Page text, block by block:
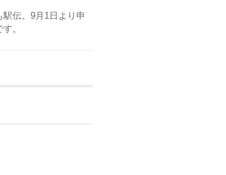
駅伝。9月1日より申
。